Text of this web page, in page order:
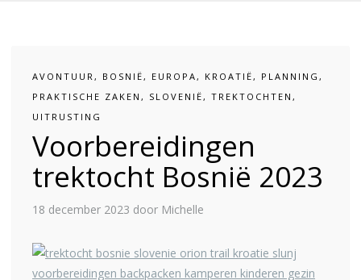
AVONTUUR, BOSNIË, EUROPA, KROATIË, PLANNING ,
PRAKTISCHE ZAKEN , SLOVENIË, TREKTOCHTEN ,
UITRUSTING
Voorbereidingen
trektocht Bosnië 2023
18 december 2023 door Michelle